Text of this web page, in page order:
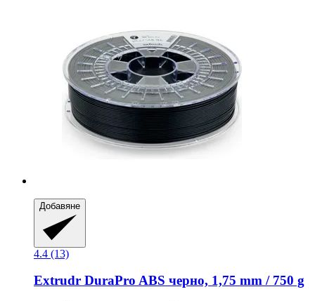
Добавяне
4.4 (13)
Extrudr DuraPro ABS черно, 1,75 mm / 750 g